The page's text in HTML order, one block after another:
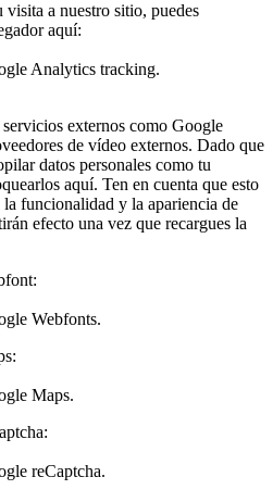
visita a nuestro sitio, puedes
aquí:
Analytics tracking.
externos como Google
de vídeo externos. Dado que
datos personales como tu
aquí. Ten en cuenta que esto
funcionalidad y la apariencia de
efecto una vez que recargues la
Webfonts.
Maps.
reCaptcha.